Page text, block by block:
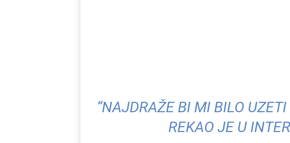
“NAJDRAŽE BI MI BILO
REKAO JE U